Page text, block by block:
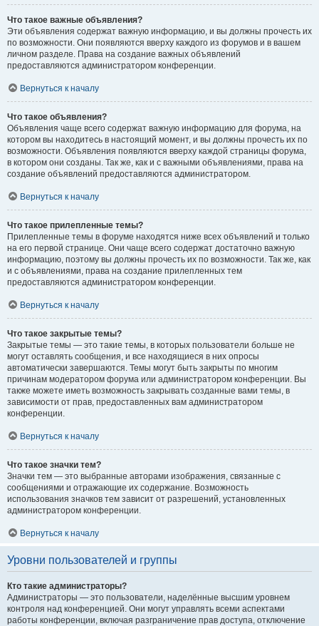
Что такое важные объявления?
Эти объявления содержат важную информацию, и вы должны прочесть их
по возможности. Они появляются вверху каждого из форумов и в вашем
личном разделе. Права на создание важных объявлений
предоставляются администратором конференции.
Вернуться к началу
Что такое объявления?
Объявления чаще всего содержат важную информацию для форума, на
котором вы находитесь в настоящий момент, и вы должны прочесть их по
возможности. Объявления появляются вверху каждой страницы форума,
в котором они созданы. Так же, как и с важными объявлениями, права на
создание объявлений предоставляются администратором.
Вернуться к началу
Что такое прилепленные темы?
Прилепленные темы в форуме находятся ниже всех объявлений и только
на его первой странице. Они чаще всего содержат достаточно важную
информацию, поэтому вы должны прочесть их по возможности. Так же, как
и с объявлениями, права на создание прилепленных тем
предоставляются администратором конференции.
Вернуться к началу
Что такое закрытые темы?
Закрытые темы — это такие темы, в которых пользователи больше не
могут оставлять сообщения, и все находящиеся в них опросы
автоматически завершаются. Темы могут быть закрыты по многим
причинам модератором форума или администратором конференции. Вы
также можете иметь возможность закрывать созданные вами темы, в
зависимости от прав, предоставленных вам администратором
конференции.
Вернуться к началу
Что такое значки тем?
Значки тем — это выбранные авторами изображения, связанные с
сообщениями и отражающие их содержание. Возможность
использования значков тем зависит от разрешений, установленных
администратором конференции.
Вернуться к началу
Уровни пользователей и группы
Кто такие администраторы?
Администраторы — это пользователи, наделённые высшим уровнем
контроля над конференцией. Они могут управлять всеми аспектами
работы конференции, включая разграничение прав доступа, отключение